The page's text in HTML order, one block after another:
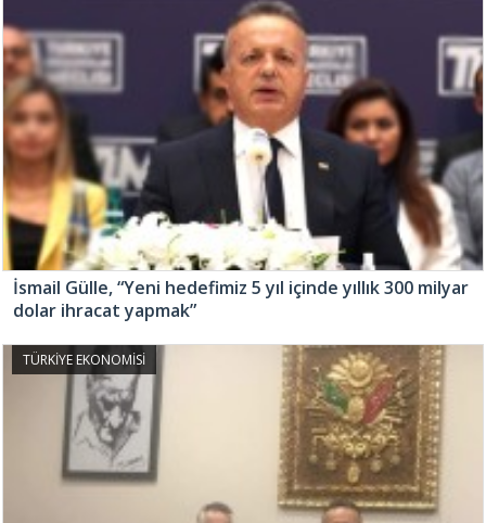
İsmail Gülle, “Yeni hedefimiz 5 yıl içinde yıllık 300 milyar
dolar ihracat yapmak”
TÜRKİYE EKONOMİSİ